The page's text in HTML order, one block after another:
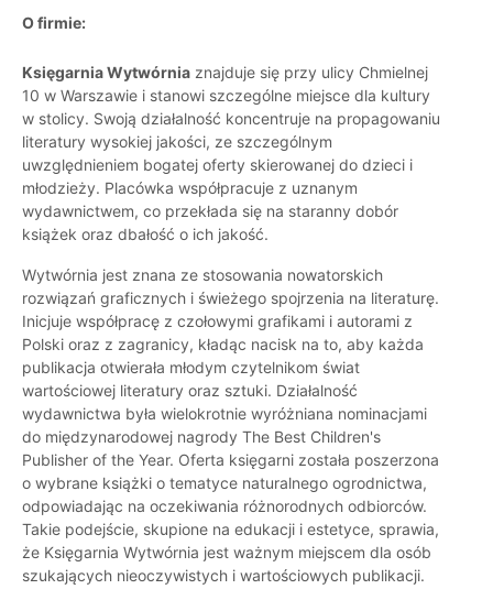
O firmie:
Księgarnia Wytwórnia znajduje się przy ulicy Chmielnej
10 w Warszawie i stanowi szczególne miejsce dla kultury
w stolicy. Swoją działalność koncentruje na propagowaniu
literatury wysokiej jakości, ze szczególnym
uwzględnieniem bogatej oferty skierowanej do dzieci i
młodzieży. Placówka współpracuje z uznanym
wydawnictwem, co przekłada się na staranny dobór
książek oraz dbałość o ich jakość.
Wytwórnia jest znana ze stosowania nowatorskich
rozwiązań graficznych i świeżego spojrzenia na literaturę.
Inicjuje współpracę z czołowymi grafikami i autorami z
Polski oraz z zagranicy, kładąc nacisk na to, aby każda
publikacja otwierała młodym czytelnikom świat
wartościowej literatury oraz sztuki. Działalność
wydawnictwa była wielokrotnie wyróżniana nominacjami
do międzynarodowej nagrody The Best Children's
Publisher of the Year. Oferta księgarni została poszerzona
o wybrane książki o tematyce naturalnego ogrodnictwa,
odpowiadając na oczekiwania różnorodnych odbiorców.
Takie podejście, skupione na edukacji i estetyce, sprawia,
że Księgarnia Wytwórnia jest ważnym miejscem dla osób
szukających nieoczywistych i wartościowych publikacji.